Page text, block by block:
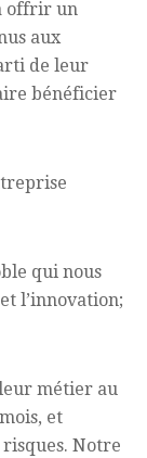
offrir un
aux
de leur
bénéficier
qui nous
l’innovation;
leur métier au
et
risques. Notre